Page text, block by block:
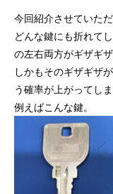
今回紹介させていた
どんな鍵にも折れて
の左右両方がギザギザ
しかもそのギザギザ
う確率が上がってしま
例えばこんな鍵。